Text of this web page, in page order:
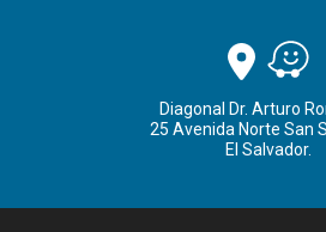
Diagonal Dr. Arturo
25 Avenida Norte San
El Salvador.